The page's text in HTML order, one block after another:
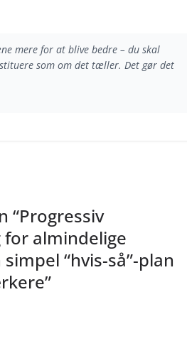
mere for at blive bedre – du skal
som om det tæller. Det gør det
“Progressiv
almindelige
“hvis-så”-plan
”